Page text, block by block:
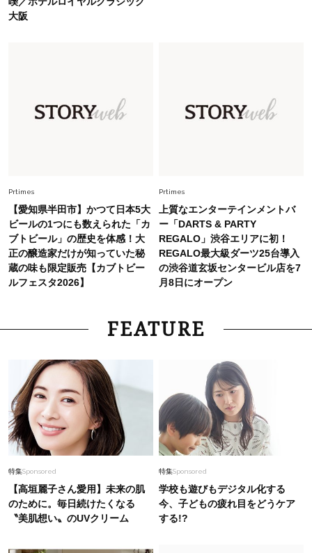
大阪
Prtimes
【愛知県半田市】かつて日本5大
ビールの1つにも数えられた「カ
ブトビール」の歴史を体感！大
正の醸造家だけが知っていた秘
蔵の味も限定販売【カブトビー
ルフェスタ2026】
Prtimes
上質なエンターテインメントバ
ー「DARTS & PARTY
REGALO」渋谷エリアに初！
REGALO最大級ダーツ25台導入
の渋谷道玄坂センタービル店を7
月8日にオープン
FEATURE
特集Sponsored
【高垣麗子さん愛用】未来の肌
のために。毎日続けたくなる
〝美肌想い〟のUVクリーム
特集Sponsored
学校も遊びもデジタル化する
今、子どもの疲れ目をどうケア
する!?